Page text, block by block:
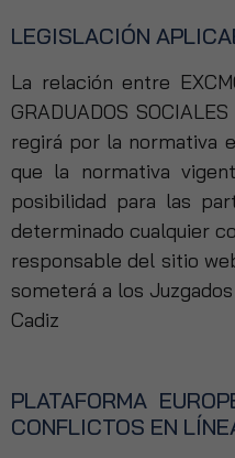
LEGISLACIÓN
La relación entre
GRADUADOS
regirá por la normativa
que la normativa
posibilidad para las
determinado cualquier
responsable del sitio
someterá a los
Cadiz
PLATAFORMA
CONFLICTOS EN